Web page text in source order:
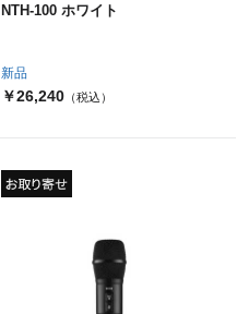
新品
NTH-100 ホワイト
￥26,240（税込）